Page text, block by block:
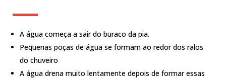
A água começa a sair do buraco da pia.
Pequenas poças de água se formam ao redor dos ralos
do chuveiro
A água drena muito lentamente depois de formar essas